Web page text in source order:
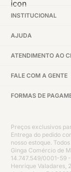
INSTITUCIONAL
AJUDA
ATENDIMENTO AO
FALE COM A GENTE
FORMAS DE
Preços exclusivos
Entrega do pedido
nosso estoque.
Ginga Comércio de
14.747.549/0001-59
Henrique Valadares,